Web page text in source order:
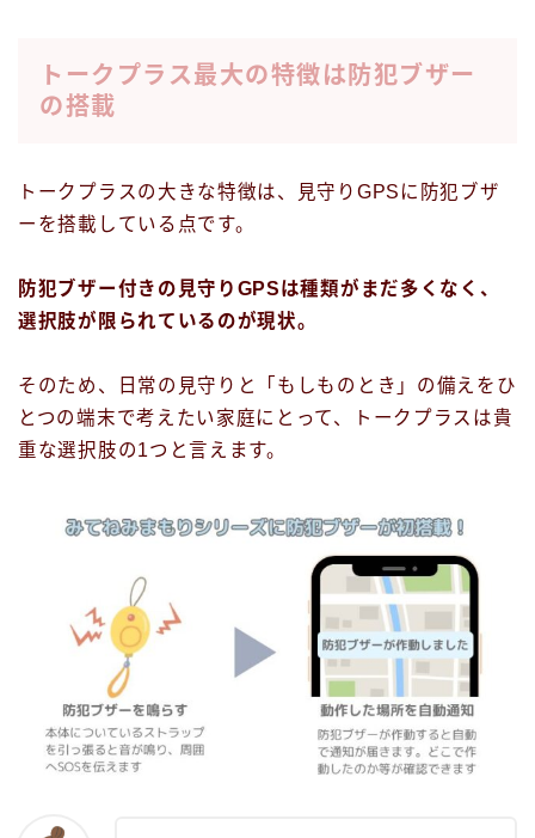
トークプラス最大の特徴は防犯ブザー
の搭載
トークプラスの大きな特徴は、見守りGPSに防犯ブザ
ーを搭載している点です。
防犯ブザー付きの見守りGPSは種類がまだ多くなく、
選択肢が限られているのが現状。
そのため、日常の見守りと「もしものとき」の備えをひ
とつの端末で考えたい家庭にとって、トークプラスは貴
重な選択肢の1つと言えます。